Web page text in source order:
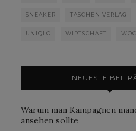
SNEAKER TASCHEN VERLAG
UNIQLO WIRTSCHAFT
NEUESTE
Warum man Kampagnen
ansehen sollte